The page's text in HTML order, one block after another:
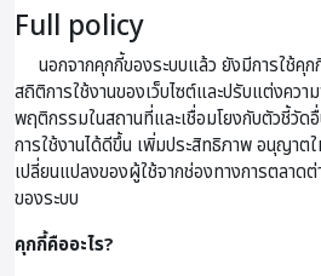
Full policy
นอกจากคุกกี้ของระบบแล้ว ยังมีการใช้คุก
สถิติการใช้งานของเว็บไซต์และปรับแต่งคว
พฤติกรรมในสถานที่และเชื่อมโยงกับตัวชี้วัด
การใช้งานได้ดีขึ้น เพิ่มประสิทธิภาพ อนุญาต
เปลี่ยนแปลงของผู้ใช้จากช่องทางการตลาด
ของระบบ
คุกกี้คืออะไร?